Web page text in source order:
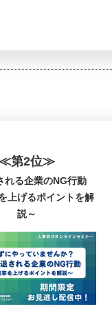
第2位≫
れる企業のNG行動
上げるポイントを解
説～